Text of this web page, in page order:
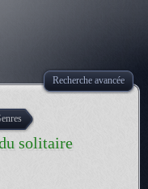
Recherche avancée
solitaire